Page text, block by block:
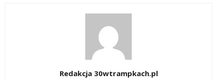
Redakcja 30wtrampkach.pl